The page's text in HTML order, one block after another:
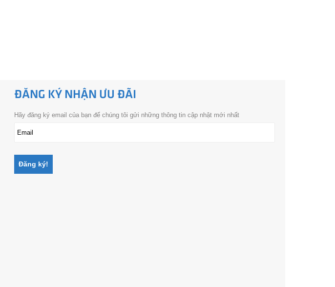
ĐĂNG KÝ NHẬN ƯU ĐÃI
Hãy đăng ký email của bạn để chúng tôi gửi những thông tin cập nhật mới nhất